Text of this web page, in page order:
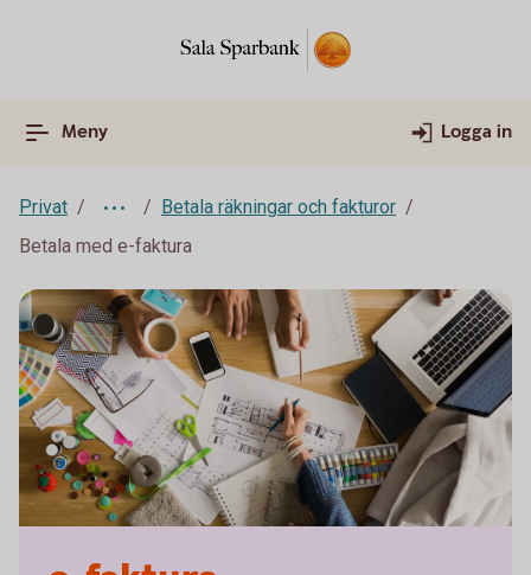
Meny Logga in
Privat
Betala räkningar och fakturor
Betala med e-faktura